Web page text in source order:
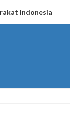
Indonesia